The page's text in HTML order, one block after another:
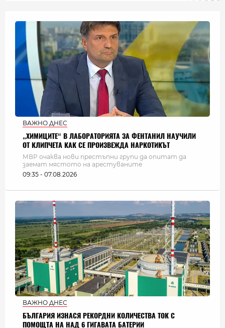
ВАЖНО ДНЕС
„ХИМИЦИТЕ“ В ЛАБОРАТОРИЯТА ЗА ФЕНТАНИЛ НАУЧИЛИ
ОТ КЛИПЧЕТА КАК СЕ ПРОИЗВЕЖДА НАРКОТИКЪТ
МВР очаква нови престъпни групи да опитат да
заемат мястото на арестуваните
09:35 - 07.08.2026
ВАЖНО ДНЕС
БЪЛГАРИЯ ИЗНАСЯ РЕКОРДНИ КОЛИЧЕСТВА ТОК С
ПОМОЩТА НА НАД 6 ГИГАВАТА БАТЕРИИ